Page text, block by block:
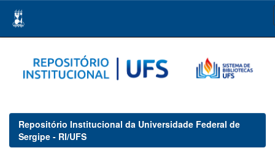
navigation
Repositório Institucional da Universidade Federal de
Sergipe - RI/UFS